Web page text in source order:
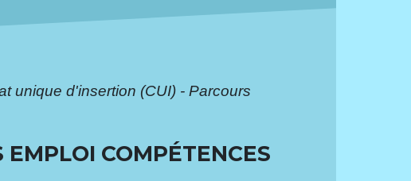
unique d'insertion (CUI) - Parcours
COMPÉTENCES